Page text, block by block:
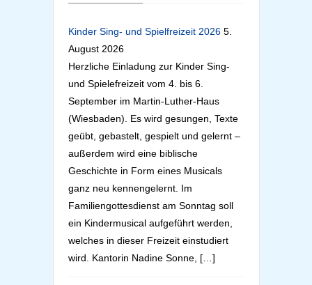
Kinder Sing- und Spielfreizeit 2026 5.
August 2026
Herzliche Einladung zur Kinder Sing-
und Spielefreizeit vom 4. bis 6.
September im Martin-Luther-Haus
(Wiesbaden). Es wird gesungen, Texte
geübt, gebastelt, gespielt und gelernt –
außerdem wird eine biblische
Geschichte in Form eines Musicals
ganz neu kennengelernt. Im
Familiengottesdienst am Sonntag soll
ein Kindermusical aufgeführt werden,
welches in dieser Freizeit einstudiert
wird. Kantorin Nadine Sonne, […]